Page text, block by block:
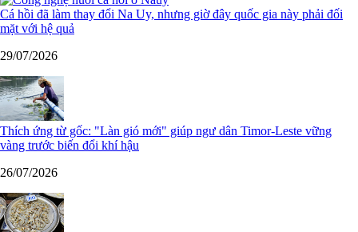
Cá hồi đã làm thay đổi Na Uy, nhưng giờ đây quốc gia này phải đối
mặt với hệ quả
29/07/2026
Thích ứng từ gốc: "Làn gió mới" giúp ngư dân Timor-Leste vững
vàng trước biến đổi khí hậu
26/07/2026